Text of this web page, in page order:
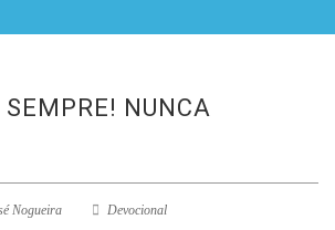
SEMPRE! NUNCA
Nogueira Devocional